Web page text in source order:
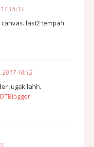
15:33
tempah
2017 10:12
jugak lahh.